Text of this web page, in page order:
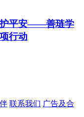
护平安——善琏学
行动
联系我们 广告及合